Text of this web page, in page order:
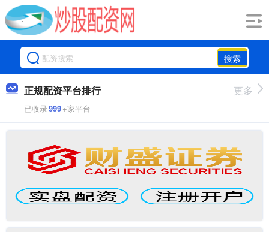
搜索
正规配资平台排行
已收录999+家平台
更多